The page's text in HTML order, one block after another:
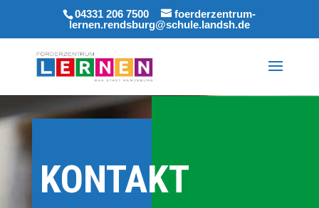
04331 206 7500
foerderzentrum-
lernen.rendsburg@schule.landsh.de
KONTAKT